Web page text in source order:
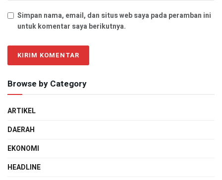
Simpan nama, email, dan situs web saya pada peramban ini
untuk komentar saya berikutnya.
Browse by Category
ARTIKEL
DAERAH
EKONOMI
HEADLINE